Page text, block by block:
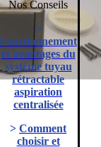
Nos Conseils
>
Fonctionnement
et avantages du
système tuyau
rétractable
aspiration
centralisée
> Comment
choisir et